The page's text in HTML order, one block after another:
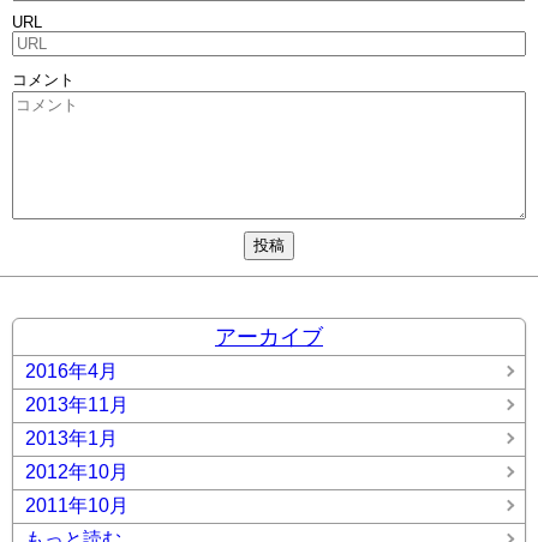
URL
コメント
アーカイブ
2016年4月
2013年11月
2013年1月
2012年10月
2011年10月